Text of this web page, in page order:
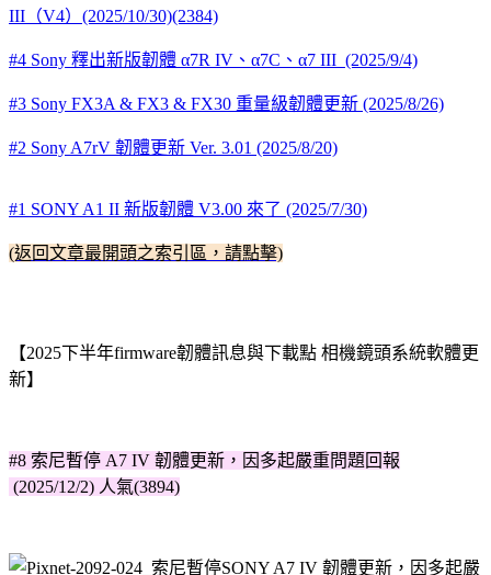
III（V4）(2025/10/30)(2384)
#4 Sony 釋出新版韌體 α7R IV、α7C、α7 III (2025/9/4)
#3 Sony FX3A & FX3 & FX30 重量級韌體更新 (2025/8/26)
#2 Sony A7rV 韌體更新 Ver. 3.01 (2025/8/20)
#1 SONY A1 II 新版韌體 V3.00 來了 (2025/7/30)
(返回文章最開頭之索引區，請點擊)
【2025下半年firmware韌體訊息與下載點 相機鏡頭系統軟體更
新】
#8 索尼暫停 A7 IV 韌體更新，因多起嚴重問題回報
(2025/12/2) 人氣(3894)